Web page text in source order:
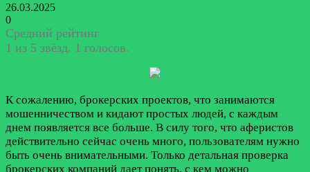
26.03.2025
0
Средний рейтинг
1 из 5 звёзд. 1 голосов.
К сожалению, брокерских проектов, что занимаются
мошенничеством и кидают простых людей, с каждым
днем появляется все больше. В силу того, что аферистов
действительно сейчас очень много, пользователям нужно
быть очень внимательными. Только детальная проверка
брокерских компаний дает понять, с кем можно